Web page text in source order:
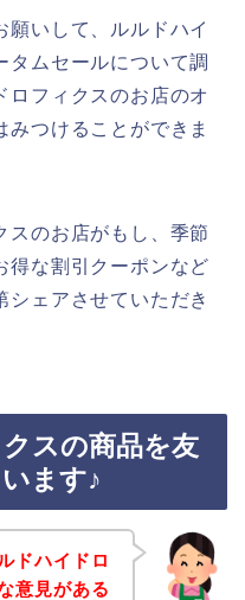
願いして、ルルドハイ
タムセールについて調
ロフィクスのお店のオ
みつけることができま
スのお店がもし、季節
得な割引クーポンなど
シェアさせていただき
スの商品を友
ます♪
ドハイドロ
意見がある